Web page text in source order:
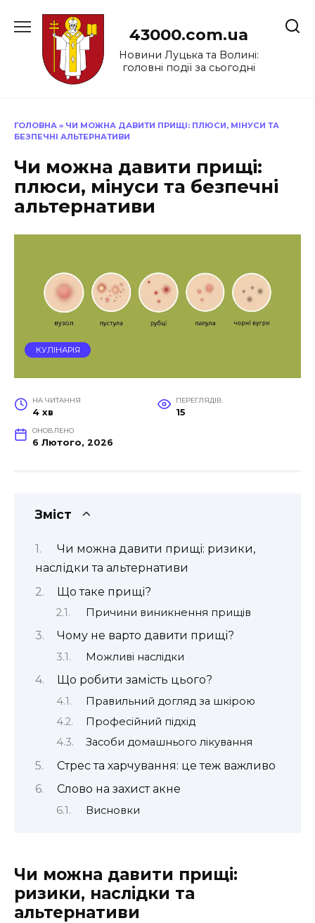
до
43000.com.ua
Новини Луцька та Волині:
головні події за сьогодні
ГОЛОВНА » ЧИ МОЖНА ДАВИТИ ПРИЩІ: ПЛЮСИ, МІНУСИ ТА
БЕЗПЕЧНІ АЛЬТЕРНАТИВИ
Чи можна давити прищі:
плюси, мінуси та безпечні
альтернативи
КУЛІНАРІЯ
НА ЧИТАННЯ
4 хв
ПЕРЕГЛЯДІВ
15
ОНОВЛЕНО
6 Лютого, 2026
Зміст
Чи можна давити прищі: ризики,
наслідки та альтернативи
Що таке прищі?
Причини виникнення прищів
Чому не варто давити прищі?
Можливі наслідки
Що робити замість цього?
Правильний догляд за шкірою
Професійний підхід
Засоби домашнього лікування
Стрес та харчування: це теж важливо
Слово на захист акне
Висновки
Чи можна давити прищі:
ризики, наслідки та
альтернативи